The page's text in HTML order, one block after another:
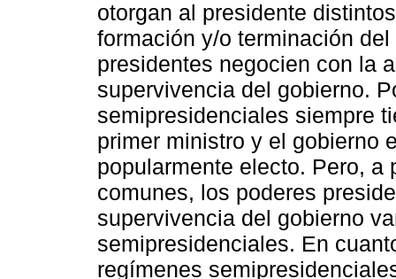
otorgan al presidente
formación y/o terminación
presidentes negocien con la
supervivencia del gobierno.
semipresidenciales siempre
primer ministro y el gobierno
popularmente electo. Pero,
comunes, los poderes
supervivencia del gobierno
semipresidenciales. En
regímenes